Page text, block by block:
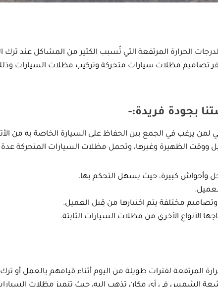
الحرارة المرتفعة التي تُسبب الكثير من المشاكل عند
تصاميم مظلات سيارات متحركة وتركيب مظلات السيارات
بجودة فريدة:-
يرغب في الجمع بين الحفاظ على السيارة الخاصة به من
الظهيرة وغيرها، وتحمل مظلات السيارات المتحركة عدة
وأحواش كبيرة، حيث يسهل التحكم بها.
مختلفة يتم اختيارها من قِبل العميل.
الأنواع الأخري من مظلات السيارات الثابتة.
المرتفعة لفترات طويلة من اليوم أثناء قيامهم بالعمل أو
في أي مكان تذهب إليه، حيث تتميز مظلات السيارات